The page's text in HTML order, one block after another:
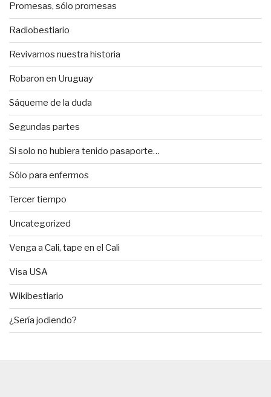
Promesas, sólo promesas
Radiobestiario
Revivamos nuestra historia
Robaron en Uruguay
Sáqueme de la duda
Segundas partes
Si solo no hubiera tenido pasaporte…
Sólo para enfermos
Tercer tiempo
Uncategorized
Venga a Cali, tape en el Cali
Visa USA
Wikibestiario
¿Sería jodiendo?